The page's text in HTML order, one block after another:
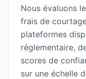
Nous évaluons
frais de
plateformes
réglementaire,
scores de
sur une échelle